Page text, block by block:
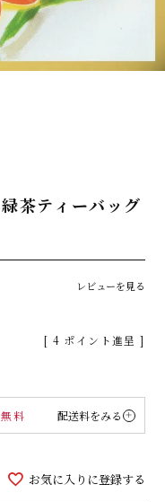
茶ティーバッグ
レビューを見る
[ 4 ポイント進呈 ]
料 配送料をみる
お気に入りに登録する